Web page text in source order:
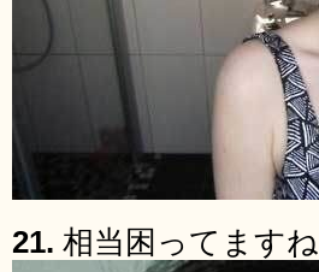
21. 相当困ってますね